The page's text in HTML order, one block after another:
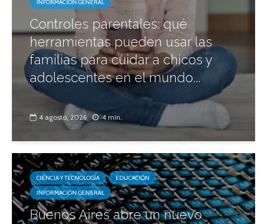
INFORMACIÓN GENERAL
Controles parentales: qué
herramientas pueden usar las
familias para cuidar a chicos y
adolescentes en el mundo...
4 agosto, 2026 4 min.
CIENCIA Y TECNOLOGÍA
EDUCACIÓN
INFORMACIÓN GENERAL
Buenos Aires abre un nuevo